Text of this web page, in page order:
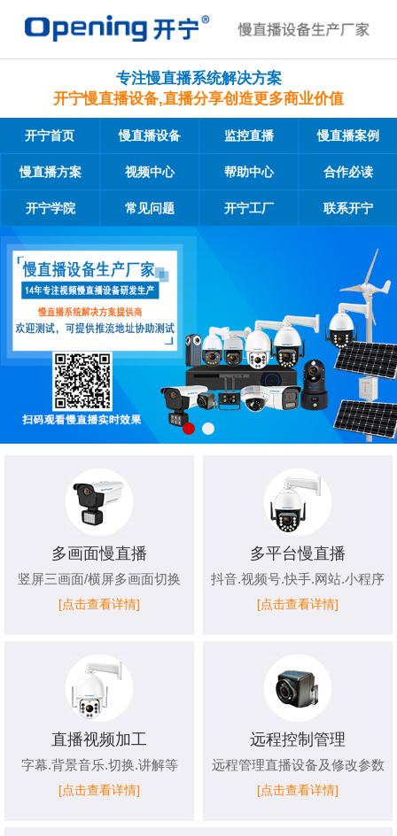
专注慢直播系统解决方案
开宁慢直播设备,直播分享创造更多商业价值
开宁首页 慢直播设备 监控直播 慢直播案例
慢直播方案 视频中心 帮助中心 合作必读
开宁学院 常见问题 开宁工厂 联系开宁
多画面慢直播
竖屏三画面/横屏多画面切换
[点击查看详情]
多平台慢直播
抖音.视频号.快手.网站.小程序
[点击查看详情]
直播视频加工
字幕.背景音乐.切换.讲解等
[点击查看详情]
远程控制管理
远程管理直播设备及修改参数
[点击查看详情]